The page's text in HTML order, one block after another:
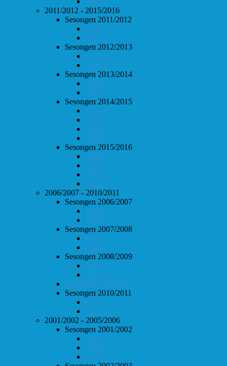
2011/2012 - 2015/2016
Sesongen 2011/2012
Follo 1
Follo 2
Sesongen 2012/2013
Follo 1
Follo 2
Sesongen 2013/2014
Follo 1
Follo 2
Sesongen 2014/2015
Follo 1
Follo 2
Follo 3
Follo 4
Sesongen 2015/2016
Follo 1
Follo 2
Follo 3
Follo 4
2006/2007 - 2010/2011
Sesongen 2006/2007
Follo 1
Follo 2
Sesongen 2007/2008
Follo 1
Follo 2
Sesongen 2008/2009
Follo 1
Follo 2
Sesongen 2009/2010
Sesongen 2010/2011
Follo 1
Follo 2
2001/2002 - 2005/2006
Sesongen 2001/2002
Follo 1
Follo 2
Follo 3